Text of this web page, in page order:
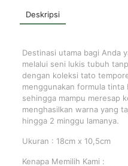
Deskripsi
Destinasi utama bagi Anda
melalui seni lukis tubuh
dengan koleksi tato
menggunakan formula tinta
sehingga mampu meresap
menghasilkan warna yang
hingga 2 minggu lamanya.
Ukuran : 18cm x 10,5cm
Kenapa Memilih Kami :